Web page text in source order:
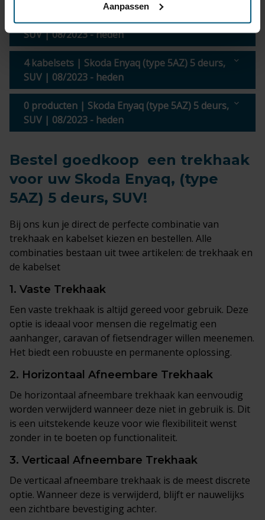
Aanpassen
3 trekhaken | Skoda Enyaq (type 5AZ) 5 deurs,
SUV | 08/2023 - heden
4 kabelsets | Skoda Enyaq (type 5AZ) 5 deurs,
SUV | 08/2023 - heden
0 producten | Skoda Enyaq (type 5AZ) 5 deurs,
SUV | 08/2023 - heden
Bestel goedkoop een trekhaak
voor uw Skoda Enyaq, (type
5AZ) 5 deurs, SUV!
Bij ons kun je direct de perfecte combinatie van
trekhaak en kabelset kiezen en bestellen. Alle
combinaties bestaan uit twee artikelen: de trekhaak en
de kabelset
1. Vaste Trekhaak
Een vaste trekhaak is altijd gereed voor gebruik. Deze
optie is ideaal voor mensen die regelmatig een
aanhanger, caravan of fietsendrager willen meenemen.
Het biedt een robuuste en permanente oplossing.
2. Horizontaal Afneembare Trekhaak
De horizontaal afneembare trekhaak kan eenvoudig
worden verwijderd wanneer deze niet in gebruik is. Dit
is een uitstekende keuze voor wie flexibiliteit wenst
zonder in te boeten op functionaliteit.
3. Verticaal Afneembare Trekhaak
De verticaal afneembare trekhaak is de meest discrete
optie. Wanneer deze is verwijderd, blijft er nauwelijks
een zichtbare bevestiging achter.